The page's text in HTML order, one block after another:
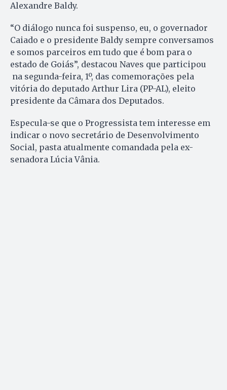
Alexandre Baldy.
“O diálogo nunca foi suspenso, eu, o governador
Caiado e o presidente Baldy sempre conversamos
e somos parceiros em tudo que é bom para o
estado de Goiás”, destacou Naves que participou
na segunda-feira, 1º, das comemorações pela
vitória do deputado Arthur Lira (PP-AL), eleito
presidente da Câmara dos Deputados.
Especula-se que o Progressista tem interesse em
indicar o novo secretário de Desenvolvimento
Social, pasta atualmente comandada pela ex-
senadora Lúcia Vânia.